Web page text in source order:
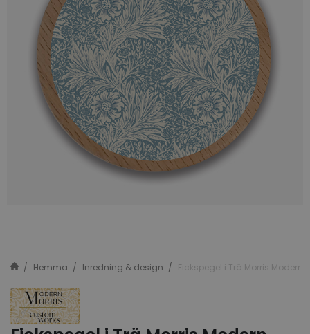
Hemma Inredning & design Fickspegel i Trä Morris Modern